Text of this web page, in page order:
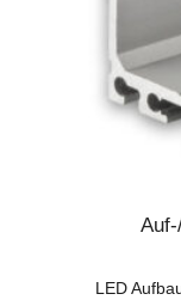
LED